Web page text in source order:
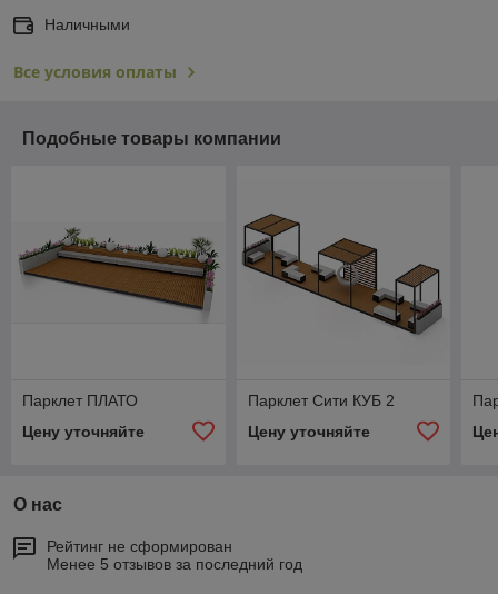
Наличными
Все условия оплаты
Подобные товары компании
Парклет ПЛАТО
Цену уточняйте
Парклет Сити КУБ 2
Цену уточняйте
О нас
Рейтинг не сформирован
Менее 5 отзывов за последний год